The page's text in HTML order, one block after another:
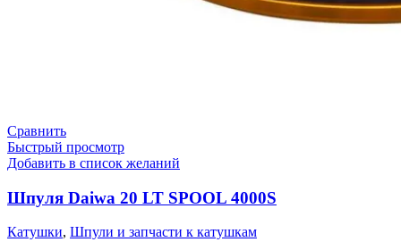
Сравнить
Быстрый просмотр
Добавить в список желаний
Шпуля Daiwa 20 LT SPOOL 4000S
Катушки, Шпули и запчасти к катушкам